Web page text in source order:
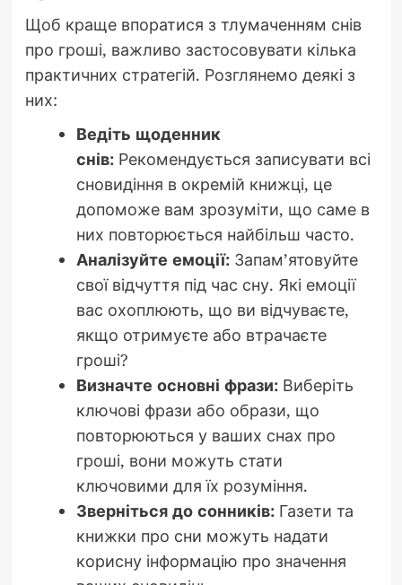
Щоб краще впоратися з тлумаченням снів
про гроші, важливо застосовувати кілька
практичних стратегій. Розглянемо деякі з
них:
Ведіть щоденник
снів:Рекомендується записувати всі
сновидіння в окремій книжці, це
допоможе вам зрозуміти, що саме в
них повторюється найбільш часто.
Аналізуйте емоції:Запам’ятовуйте
свої відчуття під час сну. Які емоції
вас охоплюють, що ви відчуваєте,
якщо отримуєте або втрачаєте
гроші?
Визначте основні фрази:Виберіть
ключові фрази або образи, що
повторюються у ваших снах про
гроші, вони можуть стати
ключовими для їх розуміння.
Зверніться до сонників:Газети та
книжки про сни можуть надати
корисну інформацію про значення